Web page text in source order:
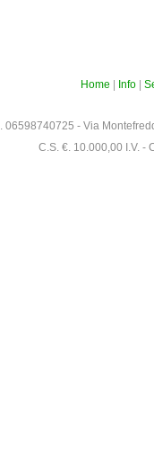
Home Info|
06598740725 - Via
C.S. €. 10.000,00 I.V. -